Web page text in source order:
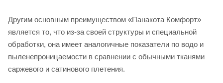
Другим основным преимуществом «Панакота Комфорт»
является то, что из-за своей структуры и специальной
обработки, она имеет аналогичные показатели по водо и
пыленепроницаемости в сравнении с обычными тканями
саржевого и сатинового плетения.